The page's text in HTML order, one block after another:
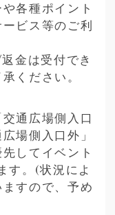
各種ポイント
ビス等のご利
金は受付でき
ください。
通広場側入口
場側入口外」
してイベント
す。(状況によ
すので、予め